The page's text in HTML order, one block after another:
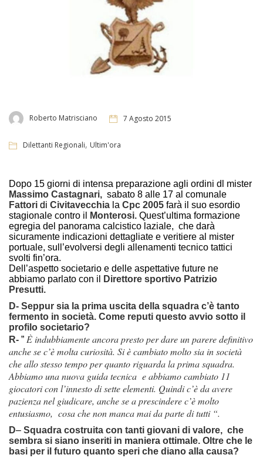
Roberto Matrisciano 7 Agosto 2015
Dilettanti Regionali, Ultim'ora
Dopo 15 giorni di intensa preparazione agli ordini dl mister
Massimo Castagnari, sabato 8 alle 17 al comunale
Fattori di Civitavecchia la Cpc 2005 farà il suo esordio
stagionale contro il
Monterosi. Quest’ultima formazione
egregia del panorama calcistico laziale, che darà
sicuramente indicazioni dettagliate e veritiere al mister
portuale, sull’evolversi degli allenamenti tecnico tattici
svolti fin’ora.
Dell’aspetto societario e delle aspettative future ne
abbiamo parlato con il
Direttore sportivo Patrizio
Presutti.
D- Seppur sia la prima uscita della squadra c’è tanto
fermento in società. Come reputi questo avvio sotto il
profilo societario?
R- ” È indubbiamente ancora presto per dare un parere definitivo
anche se c’è molta curiosità. Si è cambiato molto sia in società
che allo stesso tempo per quanto riguarda la prima squadra.
Abbiamo una nuova guida tecnica e abbiamo cambiato 11
giocatori con l’innesto di sette elementi. Quindi c’è da avere
pazienza nel giudicare, anche se a prescindere c’è molto
entusiasmo, cosa che non manca mai da parte di tutti “.
D– Squadra costruita con tanti giovani di valore, che
sembra si siano inseriti in maniera ottimale. Oltre che le
basi per il futuro quanto speri che diano alla causa?